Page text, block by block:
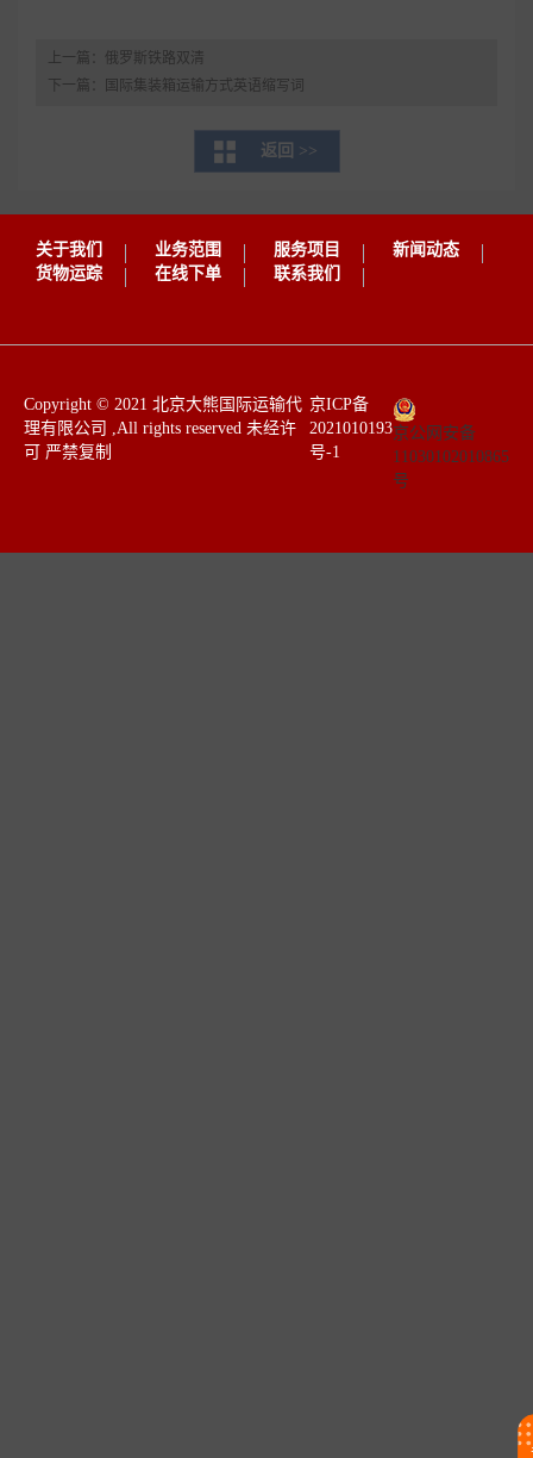
上一篇： 俄罗斯铁路双清
下一篇：
国际集装箱运输方式英语缩写词
返回 >>
关于我们 业务范围 服务项目
新闻动态
货物运踪
在线下单 联系我们
​Copyright © 2021 北京大熊国际运输代
理有限公司 ,All rights reserved 未经许
可 严禁复制 ​​
京ICP备
2021010193
号-1
京公网安备
11030102010865
号